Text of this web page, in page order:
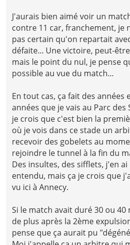
J'aurais bien aimé voir un
contre 11 car, franchement, je
pas certain qu'on repartait
défaite... Une victoire, peut-
mais le point du nul, je pense
possible au vue du match...
En tout cas, ça fait des années
années que je vais au Parc des
je crois que c'est bien la
où je vois dans ce stade un
recevoir des gobelets au
rejoindre le tunnel à la fin du
Des insultes, des sifflets, j'en ai
entendu, mais ça je crois que
vu ici à Annecy.
Si le match avait duré 30 ou 40
de plus après la 2ème
pense que ça aurait pu